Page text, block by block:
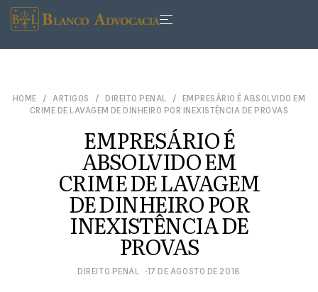
HOME ARTIGOS DIREITO PENAL
EMPRESÁRIO É ABSOLVIDO EM
CRIME DE LAVAGEM DE DINHEIRO POR INEXISTÊNCIA DE PROVAS
EMPRESÁRIO É
ABSOLVIDO EM
CRIME DE LAVAGEM
DE DINHEIRO POR
INEXISTÊNCIA DE
PROVAS
DIREITO PENAL 17 DE AGOSTO DE 2018